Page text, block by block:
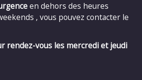
en dehors des heures
, vous pouvez contacter le
rendez-vous les mercredi et jeudi